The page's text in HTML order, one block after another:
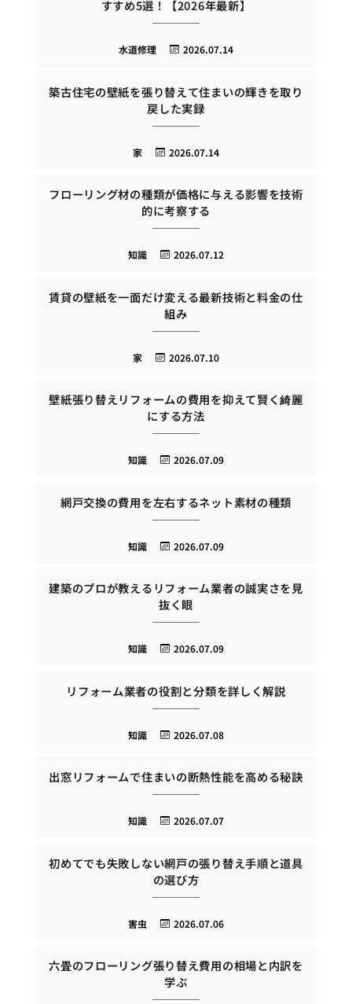
すすめ5選！【2026年最新】
2026.07.14
水道修理
築古住宅の壁紙を張り替えて住まいの輝きを取り
戻した実録
2026.07.14
家
フローリング材の種類が価格に与える影響を技術
的に考察する
2026.07.12
知識
賃貸の壁紙を一面だけ変える最新技術と料金の仕
組み
2026.07.10
家
壁紙張り替えリフォームの費用を抑えて賢く綺麗
にする方法
2026.07.09
知識
網戸交換の費用を左右するネット素材の種類
2026.07.09
知識
建築のプロが教えるリフォーム業者の誠実さを見
抜く眼
2026.07.09
知識
リフォーム業者の役割と分類を詳しく解説
2026.07.08
知識
出窓リフォームで住まいの断熱性能を高める秘訣
2026.07.07
知識
初めてでも失敗しない網戸の張り替え手順と道具
の選び方
2026.07.06
害虫
六畳のフローリング張り替え費用の相場と内訳を
学ぶ